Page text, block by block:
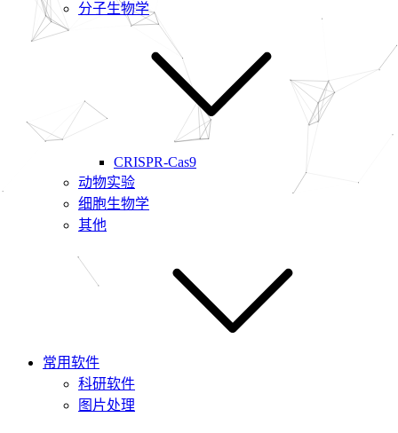
分子生物学
CRISPR-Cas9
动物实验
细胞生物学
其他
常用软件
科研软件
图片处理